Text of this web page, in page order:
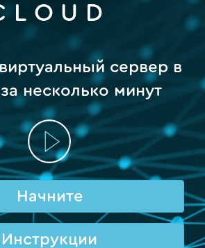
сервер в
несколько минут
Начните
Инструкции